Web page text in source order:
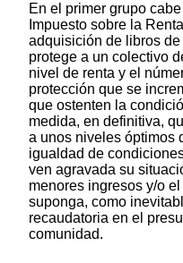
En el primer grupo
Impuesto sobre la
adquisición de libros
protege a un colectivo
nivel de renta y el
protección que se
que ostenten la
medida, en definitiva,
a unos niveles óptimos
igualdad de
ven agravada su
menores ingresos y/o
suponga, como
recaudatoria en el
comunidad.